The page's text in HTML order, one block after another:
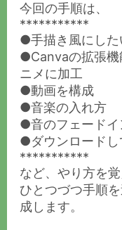
今回の手順は、
***********
●手描き風にした
●Canvaの拡張機
ニメに加工
●動画を構成
●音楽の入れ方
●音のフェードイ
●ダウンロードし
***********
など、やり方を
ひとつづつ手順
成します。